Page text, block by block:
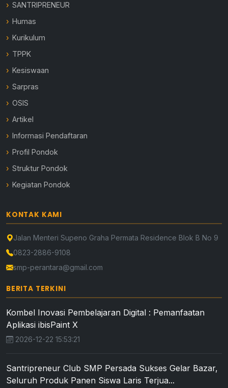
SANTRIPRENEUR
Humas
Kurikulum
TPPK
Kesiswaan
Sarpras
OSIS
Artikel
Informasi Pendaftaran
Profil Pondok
Struktur Pondok
Kegiatan Pondok
KONTAK KAMI
Jalan Menteri Supeno Graha Permata Residence Blok B No 9
0823-2886-9108
smp-perantara@gmail.com
BERITA TERKINI
Kombel Inovasi Pembelajaran Digital : Pemanfaatan
Aplikasi ibisPaint X
2026-12-22 15:53:21
Santripreneur Club SMP Persada Sukses Gelar Bazar,
Seluruh Produk Panen Siswa Laris Terjua...